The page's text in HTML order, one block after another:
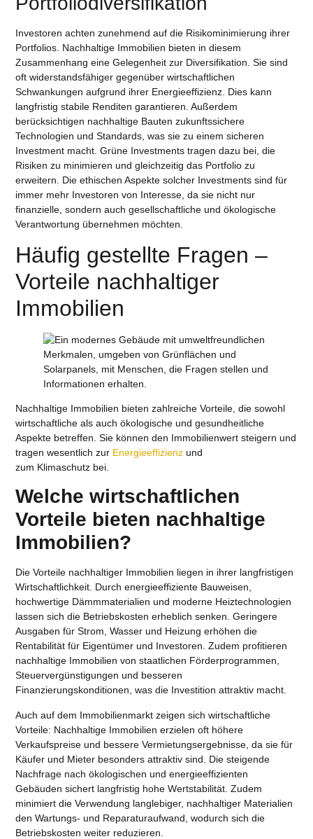
Investoren achten zunehmend auf die Risikominimierung ihrer
Portfolios. Nachhaltige Immobilien bieten in diesem
Zusammenhang eine Gelegenheit zur Diversifikation. Sie sind
oft widerstandsfähiger gegenüber wirtschaftlichen
Schwankungen aufgrund ihrer Energieeffizienz. Dies kann
langfristig stabile Renditen garantieren. Außerdem
berücksichtigen nachhaltige Bauten zukunftssichere
Technologien und Standards, was sie zu einem sicheren
Investment macht. Grüne Investments tragen dazu bei, die
Risiken zu minimieren und gleichzeitig das Portfolio zu
erweitern. Die ethischen Aspekte solcher Investments sind für
immer mehr Investoren von Interesse, da sie nicht nur
finanzielle, sondern auch gesellschaftliche und ökologische
Verantwortung übernehmen möchten.
Häufig gestellte Fragen –
Vorteile nachhaltiger
Immobilien
Nachhaltige Immobilien bieten zahlreiche Vorteile, die sowohl
wirtschaftliche als auch ökologische und gesundheitliche
Aspekte betreffen. Sie können den Immobilienwert steigern und
tragen wesentlich zur Energieeffizienz und
zum Klimaschutz bei.
Welche wirtschaftlichen
Vorteile bieten nachhaltige
Immobilien?
DieVorteile nachhaltiger Immobilien liegen in ihrer langfristigen
Wirtschaftlichkeit. Durch energieeffiziente Bauweisen,
hochwertige Dämmmaterialien und moderne Heiztechnologien
lassen sich die Betriebskosten erheblich senken. Geringere
Ausgaben für Strom, Wasser und Heizung erhöhen die
Rentabilität für Eigentümer und Investoren. Zudem profitieren
nachhaltige Immobilien von staatlichen Förderprogrammen,
Steuervergünstigungen und besseren
Finanzierungskonditionen, was die Investition attraktiv macht.
Auch auf dem Immobilienmarkt zeigen sich wirtschaftliche
Vorteile: Nachhaltige Immobilien erzielen oft höhere
Verkaufspreise und bessere Vermietungsergebnisse, da sie für
Käufer und Mieter besonders attraktiv sind. Die steigende
Nachfrage nach ökologischen und energieeffizienten
Gebäuden sichert langfristig hohe Wertstabilität. Zudem
minimiert die Verwendung langlebiger, nachhaltiger Materialien
den Wartungs- und Reparaturaufwand, wodurch sich die
Betriebskosten weiter reduzieren.